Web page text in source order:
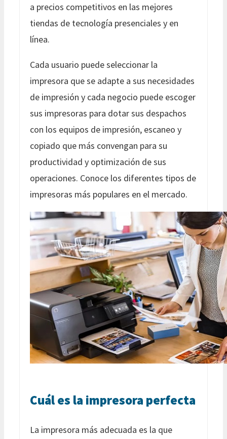
a precios competitivos en las mejores
tiendas de tecnología presenciales y en
línea.
Cada usuario puede seleccionar la
impresora que se adapte a sus necesidades
de impresión y cada negocio puede escoger
sus impresoras para dotar sus despachos
con los equipos de impresión, escaneo y
copiado que más convengan para su
productividad y optimización de sus
operaciones. Conoce los diferentes tipos de
impresoras más populares en el mercado.
Cuál es la impresora perfecta
La impresora más adecuada es la que